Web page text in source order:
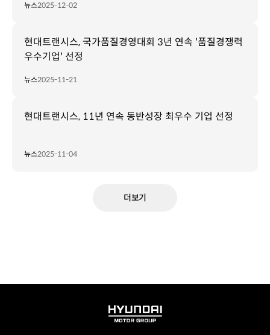
뉴스2025-12-02
현대트랜시스, 국가품질경영대회 3년 연속 '품질경쟁력
우수기업' 선정
뉴스2025-11-21
현대트랜시스, 11년 연속 동반성장 최우수 기업 선정
뉴스2025-11-04
더보기
HYUNDAI